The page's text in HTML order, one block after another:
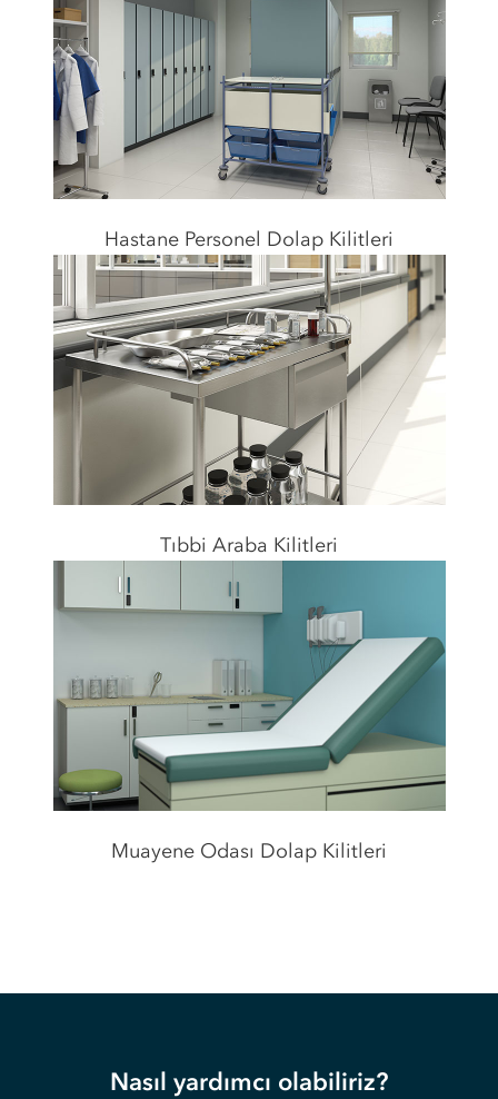
Hastane Personel Dolap Kilitleri
Tıbbi Araba Kilitleri
Muayene Odası Dolap Kilitleri
Nasıl yardımcı olabiliriz?